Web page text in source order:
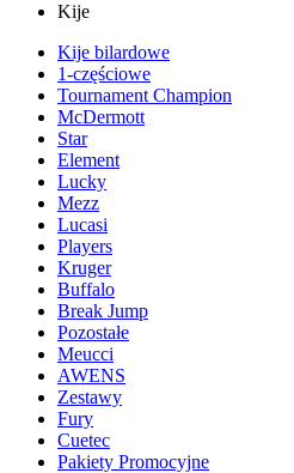
Kije
Kije bilardowe
1-częściowe
Tournament Champion
McDermott
Star
Element
Lucky
Mezz
Lucasi
Players
Kruger
Buffalo
Break Jump
Pozostałe
Meucci
AWENS
Zestawy
Fury
Cuetec
Pakiety Promocyjne